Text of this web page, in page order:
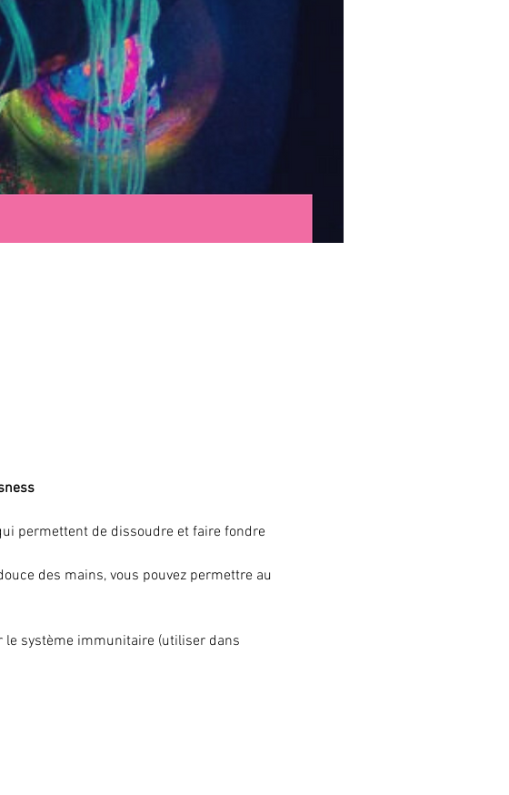
permettent de dissoudre et faire fondre
des mains, vous pouvez permettre au
système immunitaire (utiliser dans